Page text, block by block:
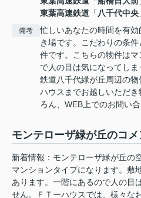
東葉高速鉄道 「八千代中央
備考
忙しいあなたの時間を有
き場です。こだわりの条
件です。こちらの物件は
で人の目は気になってし
鉄道八千代緑が丘周辺の
ハウスまでお越しいただ
ろん、WEB上でのお問い合
モンテローザ緑が丘のコ
新着情報：モンテローザ緑が丘の
マンションタイプになります。敷
あります。一階にあるので人の目
せん。ＦＴーハウスでは、様々な